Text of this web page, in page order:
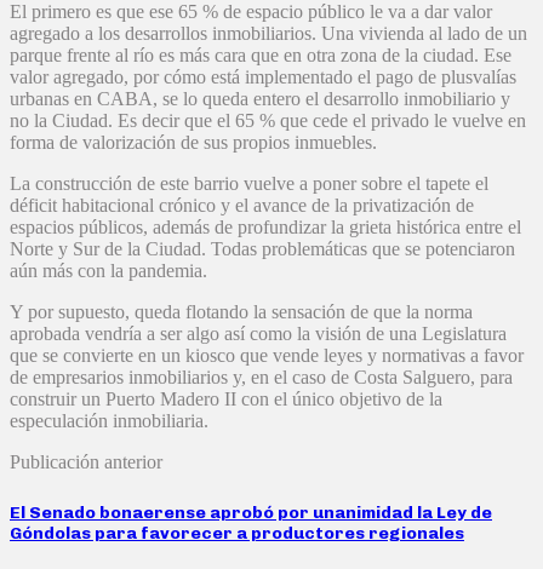
El primero es que ese 65 % de espacio público le va a dar valor
agregado a los desarrollos inmobiliarios. Una vivienda al lado de un
parque frente al río es más cara que en otra zona de la ciudad. Ese
valor agregado, por cómo está implementado el pago de plusvalías
urbanas en CABA, se lo queda entero el desarrollo inmobiliario y
no la Ciudad. Es decir que el 65 % que cede el privado le vuelve en
forma de valorización de sus propios inmuebles.
La construcción de este barrio vuelve a poner sobre el tapete el
déficit habitacional crónico y el avance de la privatización de
espacios públicos, además de profundizar la grieta histórica entre el
Norte y Sur de la Ciudad. Todas problemáticas que se potenciaron
aún más con la pandemia.
Y por supuesto, queda flotando la sensación de que la norma
aprobada vendría a ser algo así como la visión de una Legislatura
que se convierte en un kiosco que vende leyes y normativas a favor
de empresarios inmobiliarios y, en el caso de Costa Salguero, para
construir un Puerto Madero II con el único objetivo de la
especulación inmobiliaria.
Publicación anterior
El Senado bonaerense aprobó por unanimidad la Ley de
Góndolas para favorecer a productores regionales